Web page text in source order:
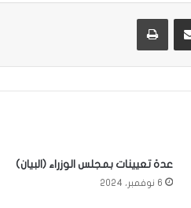
مشاركة عبر البريد طباعة
عدة تعيينات بمجلس الوزراء (البيان)
6 نوفمبر، 2024